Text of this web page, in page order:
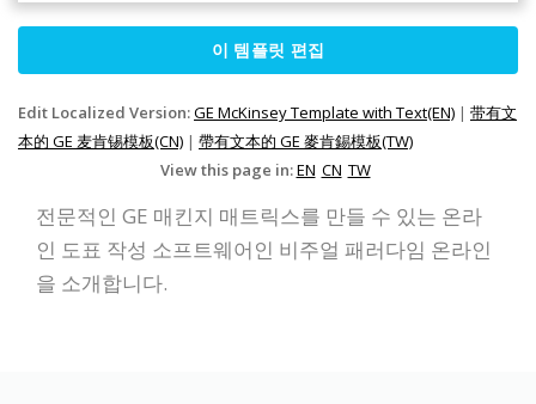
이 템플릿 편집
Edit Localized Version:GE McKinsey Template with Text(EN) | 带有文
本的 GE 麦肯锡模板(CN) | 帶有文本的 GE 麥肯錫模板(TW)
View this page in:EN CN TW
전문적인 GE 매킨지 매트릭스를 만들 수 있는 온라
인 도표 작성 소프트웨어인 비주얼 패러다임 온라인
을 소개합니다.